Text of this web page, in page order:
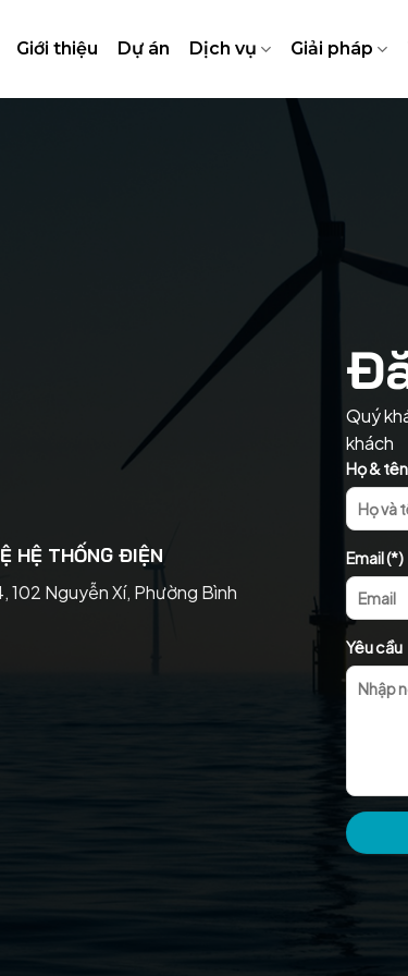
Giới thiệu Dự án Dịch vụ Giải pháp
HỆ THỐNG ĐIỆN
102 Nguyễn Xí, Phường Bình
Quý
khách
Họ &
Email (*)
Yêu cầu